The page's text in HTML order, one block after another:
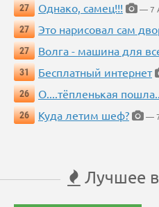
27
Однако, самец!!!
— 7
27
Это нарисовал сам
27
Волга - машина для
31
Бесплатный интернет
26
О....тёпленькая
26
Куда летим шеф? —
Лучшее